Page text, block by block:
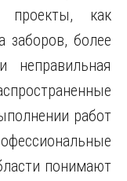
проекты, как
заборов, более
работ
понимают